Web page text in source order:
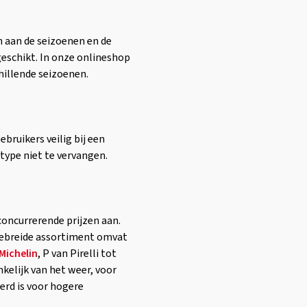
de seizoenen en de
In onze onlineshop
seizoenen.
veilig bij een
niet te vervangen.
prijzen aan.
assortiment omvat
, P van Pirelli tot
van het weer, voor
is voor hogere